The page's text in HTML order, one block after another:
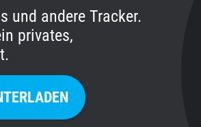
und andere Tracker.
privates,